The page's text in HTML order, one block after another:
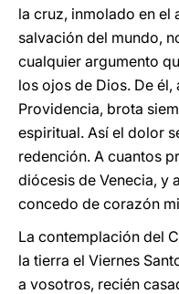
la cruz, inmolado en el
salvación del mundo,
cualquier argumento
los ojos de Dios. De
Providencia, brota
espiritual. Así el dolor
redención. A cuantos
diócesis de Venecia, y
concedo de corazón
La contemplación del
la tierra el Viernes
a vosotros, recién